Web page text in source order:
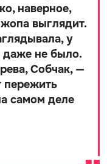
наверное,
выглядит.
у
даже не было.
Собчак, —
пережить
самом деле